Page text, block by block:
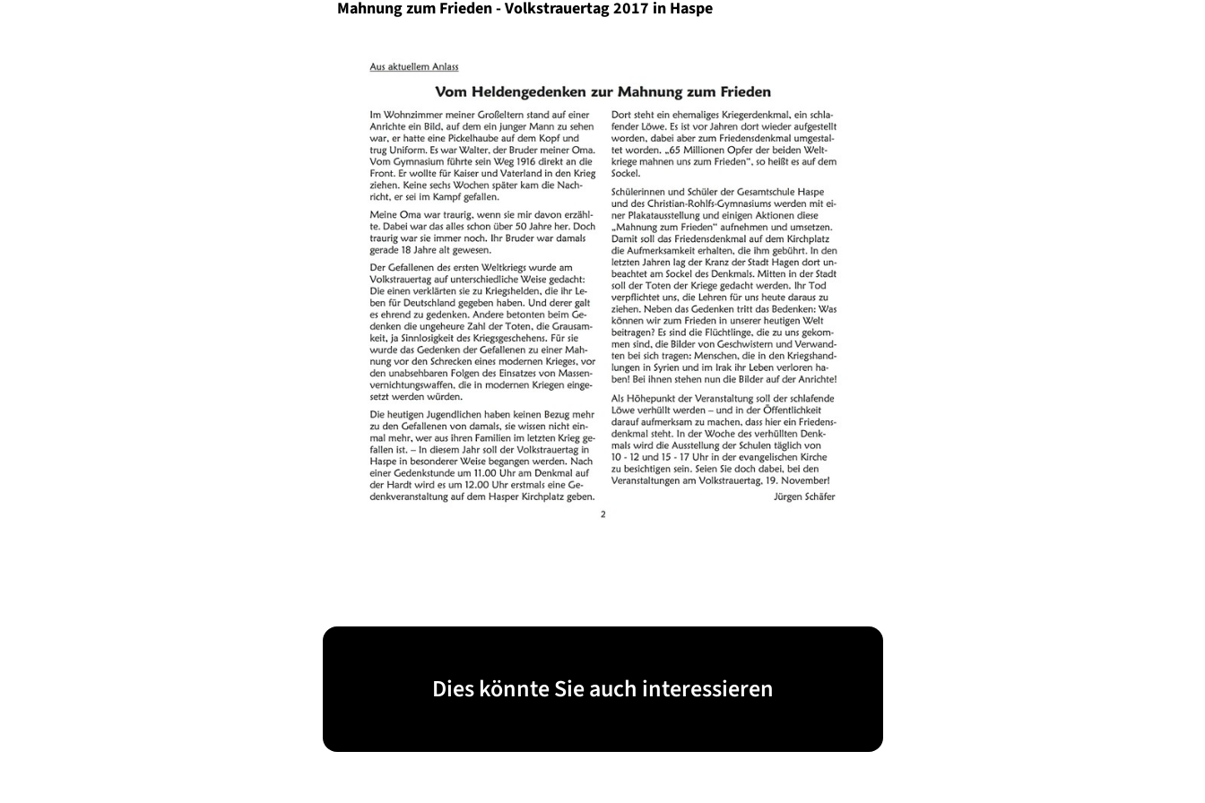
Mahnung zum Frieden - Volkstrauertag 2017 in Haspe
Dies könnte Sie auch interessieren